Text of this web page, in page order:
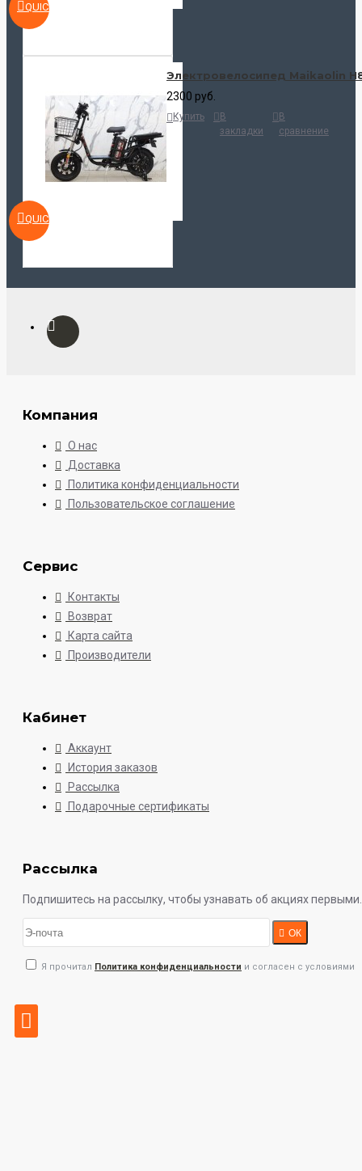
QUICKVIEW
QUICKVIEW
Электровелосипед Maikaolin
2300 руб.
Купить
В
закладки
В
сравнение
Компания
О нас
Доставка
Политика конфиденциальности
Пользовательское соглашение
Сервис
Контакты
Возврат
Карта сайта
Производители
Кабинет
Аккаунт
История заказов
Рассылка
Подарочные сертификаты
Рассылка
Подпишитесь на рассылку, чтобы узнавать об акциях первыми.
ОК
Я прочитал Политика конфиденциальности и согласен с условиями